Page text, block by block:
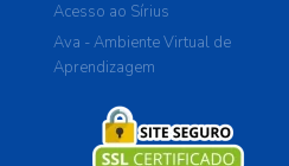
Acesso ao Sírius
Ava - Ambiente Virtual de
Aprendizagem